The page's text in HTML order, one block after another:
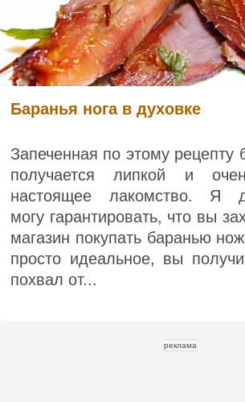
Баранья нога в духовке
Запеченная по этому рецепту
получается липкой и
настоящее лакомство. Я
могу гарантировать, что вы
магазин покупать баранью
просто идеальное, вы
похвал от...
реклама